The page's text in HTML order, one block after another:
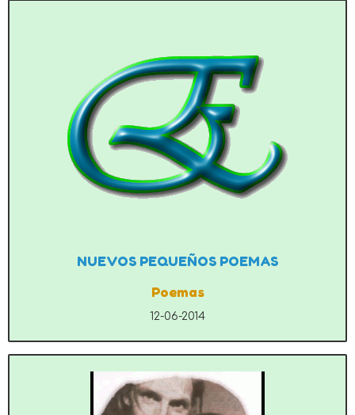
NUEVOS PEQUEÑOS POEMAS
Poemas
12-06-2014